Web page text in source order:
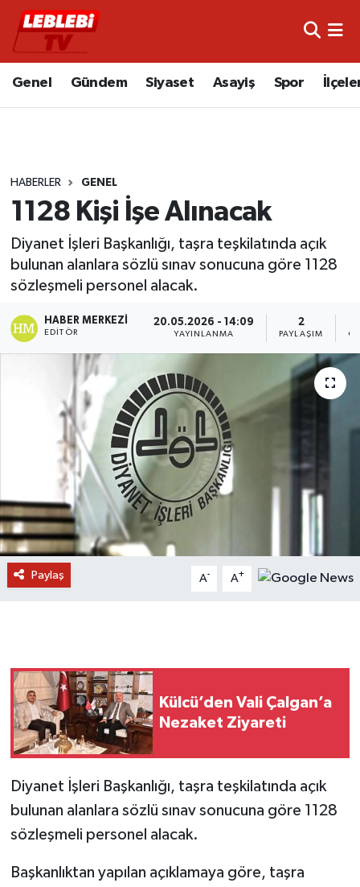
Genel Gündem Siyaset Asayiş Spor
HABERLER GENEL
1128 Kişi İşe Alınacak
Diyanet İşleri Başkanlığı, taşra teşkilatında açık
bulunan alanlara sözlü sınav sonucuna göre 1128
sözleşmeli personel alacak.
HABER MERKEZI
EDITÖR
20.05.2026 - 14:09
YAYINLANMA
2
PAYLAŞIM
Paylaş A- A+
Külcü’den Vali Çalgan’a
Nezaket Ziyareti
Diyanet İşleri Başkanlığı, taşra teşkilatında açık
bulunan alanlara sözlü sınav sonucuna göre 1128
sözleşmeli personel alacak.
Başkanlıktan yapılan açıklamaya göre, taşra
Hava Durumu
Süper Lig Puan Durumu ve Fikstür
Tüm Manşetler
Son Dakika Haberleri